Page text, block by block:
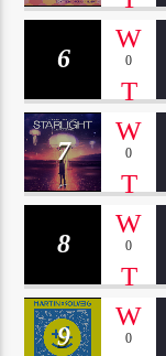
6 0
7 0
8 0
9 0